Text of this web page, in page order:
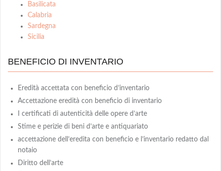
Basilicata
Calabria
Sardegna
Sicilia
BENEFICIO DI INVENTARIO
Eredità accettata con beneficio d’inventario
Accettazione eredità con beneficio di inventario
I certificati di autenticità delle opere d’arte
Stime e perizie di beni d’arte e antiquariato
accettazione dell’eredita con beneficio e l’inventario redatto dal
notaio
Diritto dell’arte